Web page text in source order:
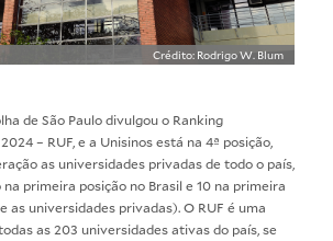
Crédito: Rodrigo W. Blum
de São Paulo divulgou o Ranking
– RUF, e a Unisinos está na 4ª posição,
as universidades privadas de todo o país,
na primeira posição no Brasil e 10 na primeira
as universidades privadas). O RUF é uma
as 203 universidades ativas do país, se